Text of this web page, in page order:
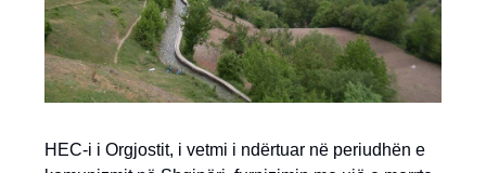
HEC-i i Orgjostit, i vetmi i ndërtuar në periudhën e